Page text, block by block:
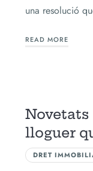
una resolució
READ MORE
lloguer
DRET